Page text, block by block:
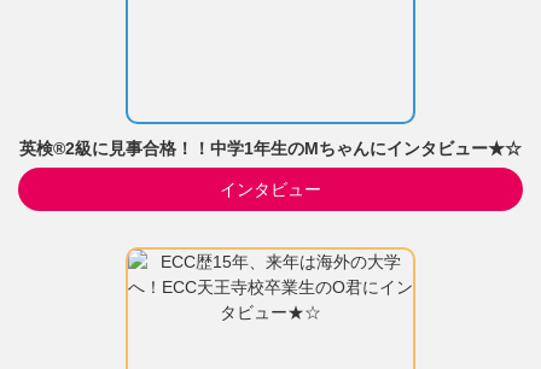
英検®2級に見事合格！！中学1年生のMちゃんにインタビュー★☆
インタビュー